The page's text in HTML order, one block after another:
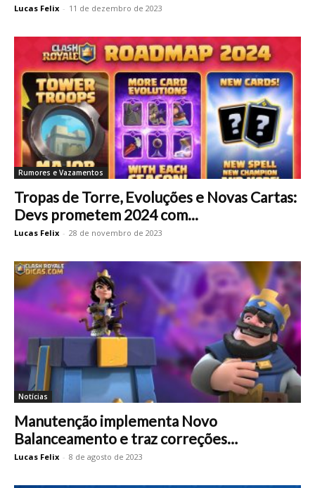
Lucas Felix - 11 de dezembro de 2023
Rumores e Vazamentos
Tropas de Torre, Evoluções e Novas Cartas:
Devs prometem 2024 com...
Lucas Felix - 28 de novembro de 2023
Notícias
Manutenção implementa Novo
Balanceamento e traz correções…
Lucas Felix - 8 de agosto de 2023